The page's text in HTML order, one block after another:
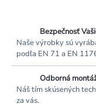
Bezpečnosť
Naše výrobky sú
podľa EN 71 a EN
Odborná
Náš tím skúsených
za vás.